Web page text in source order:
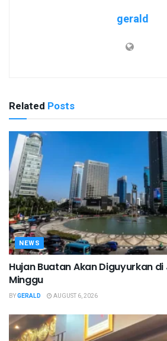
gerald
Related Posts
NEWS
Hujan Buatan Akan Diguyurkan
Minggu
BYGERALD AUGUST 6, 2026